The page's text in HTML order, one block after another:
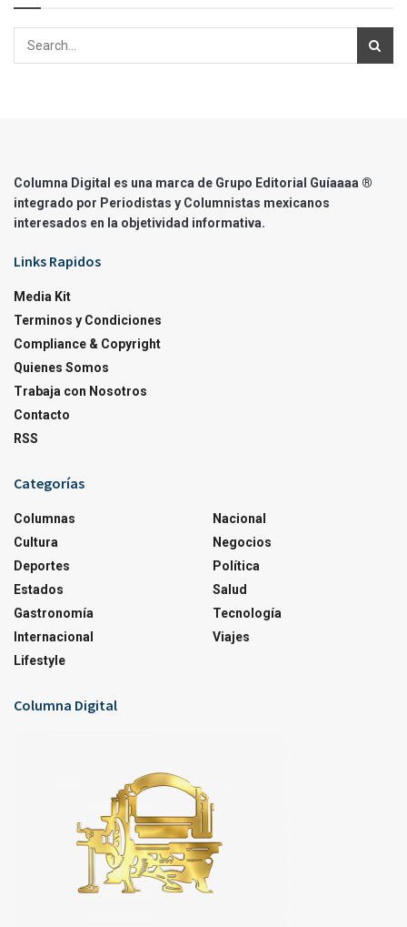
Columna Digital es una marca de Grupo Editorial Guíaaaa ®
integrado por Periodistas y Columnistas mexicanos
interesados en la objetividad informativa.
Links Rapidos
Media Kit
Terminos y Condiciones
Compliance & Copyright
Quienes Somos
Trabaja con Nosotros
Contacto
RSS
Categorías
Columnas
Cultura
Deportes
Estados
Gastronomía
Internacional
Lifestyle
Nacional
Negocios
Política
Salud
Tecnología
Viajes
Columna Digital